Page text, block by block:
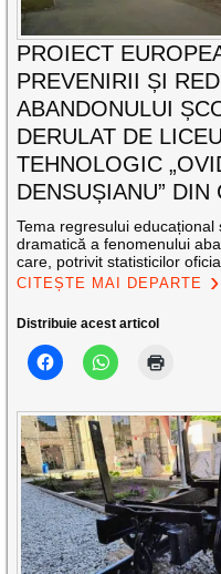
PROIECT
PREVENIRII ȘI
ABANDONULUI
DERULAT DE
TEHNOLOGIC
DENSUȘIANU” DIN
Tema regresului educațional
dramatică a fenomenului
care, potrivit statisticilor
CITEȘTE MAI DEPARTE
Distribuie acest articol